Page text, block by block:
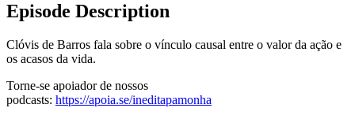
Episode Description
Clóvis de Barros fala sobre o vínculo causal entre o valor da ação e
os acasos da vida.
Torne-se apoiador de nossos
podcasts: https://apoia.se/ineditapamonha